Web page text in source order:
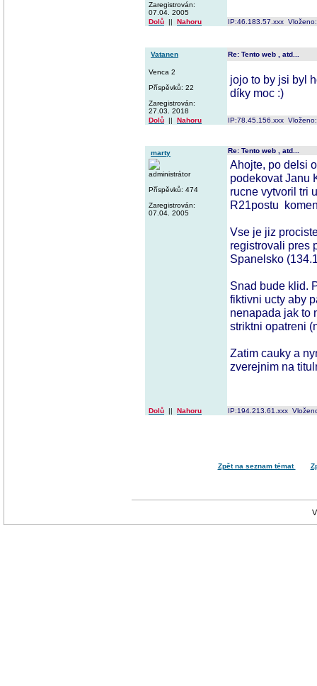
Zaregistrován:
07.04. 2005
Dolů || Nahoru IP:46.183.57.xxx
Vatanen
Venca 2
Příspěvků: 22
Zaregistrován:
27.03. 2018
Re: Tento web , atd...
jojo to by jsi byl
díky moc :)
Dolů || Nahoru IP:78.45.156.xxx
marty
administrátor
Příspěvků: 474
Zaregistrován:
07.04. 2005
Re: Tento web , atd...
Ahojte, po delsi
podekovat Janu
rucne vytvoril tri
R21postu
Vse je jiz
registrovali pres
Spanelsko
Snad bude klid.
fiktivni ucty aby
nenapada jak to
striktni opatreni
Zatim cauky a
zverejnim na
Dolů || Nahoru IP:194.213.61.xxx
Zpět na seznam témat